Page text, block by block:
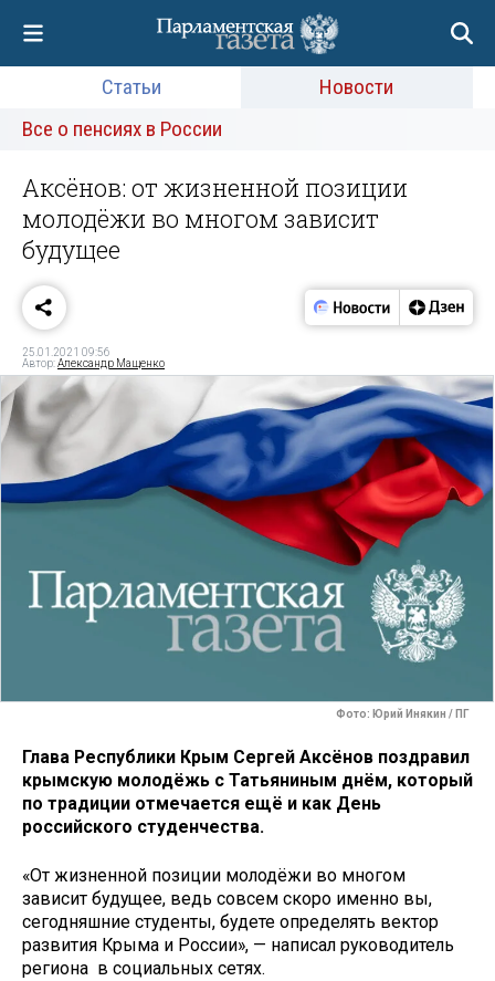
Статьи
Новости
Все о пенсиях в России
Аксёнов: от жизненной позиции
молодёжи во многом зависит
будущее
25.01.2021 09:56
Автор:Александр Мащенко
Фото: Юрий Инякин / ПГ
Глава Республики Крым Сергей Аксёнов поздравил
крымскую молодёжь с Татьяниным днём, который
по традиции отмечается ещё и как День
российского студенчества.
«От жизненной позиции молодёжи во многом
зависит будущее, ведь совсем скоро именно вы,
сегодняшние студенты, будете определять вектор
развития Крыма и России», — написал руководитель
региона в социальных сетях.